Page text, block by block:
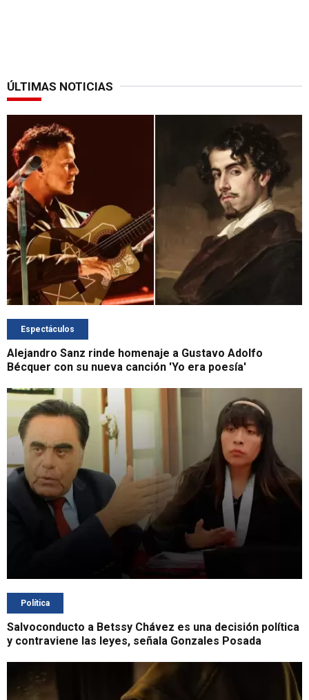
ÚLTIMAS NOTICIAS
Espectáculos
Alejandro Sanz rinde homenaje a Gustavo Adolfo
Bécquer con su nueva canción 'Yo era poesía'
Política
Salvoconducto a Betssy Chávez es una decisión política
y contraviene las leyes, señala Gonzales Posada